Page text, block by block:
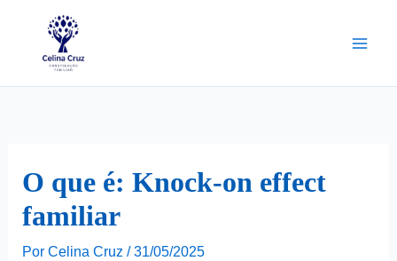
O que é: Knock-on effect
familiar
Por Celina Cruz / 31/05/2025